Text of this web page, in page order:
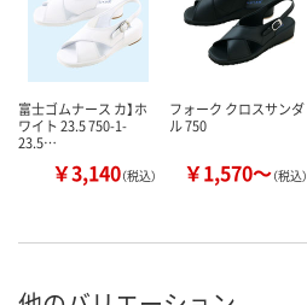
富士ゴムナース カ】ホ
ワイト 23.5 750-1-
23.5…
￥3,140（税込）
フォーク クロスサンダ
ル 750
￥1,570～（税込）